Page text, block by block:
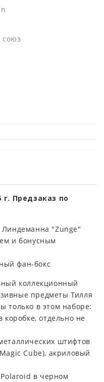
союз
г. Предзаказ по
Линдеманна "Zunge"
и бонусным
фан-бокс
коллекционный
предметы Тилля
только в этом наборе:
коробке, отдельно не
штифтов
Cube), акриловый
в черном